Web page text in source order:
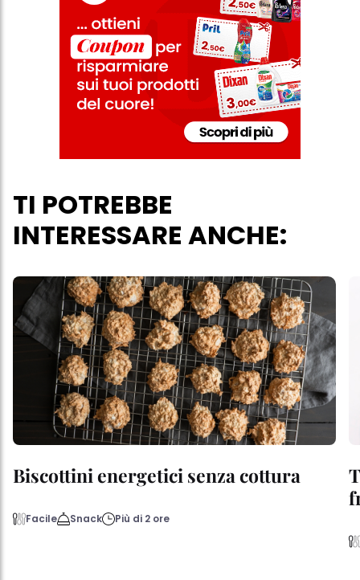
TI POTREBBE
INTERESSARE ANCHE:
Biscottini energetici senza cottura
Facile Snack Più di 2 ore